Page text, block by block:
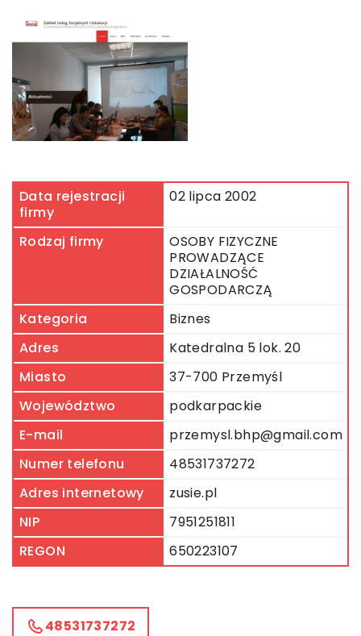
Data rejestracji
firmy
02 lipca 2002
Rodzaj firmy
OSOBY FIZYCZNE
PROWADZĄCE
DZIAŁALNOŚĆ
GOSPODARCZĄ
Kategoria
Biznes
Adres
Katedralna 5 lok. 20
Miasto
37-700 Przemyśl
Województwo
podkarpackie
E-mail
przemysl.bhp@gmail.com
Numer telefonu
48531737272
Adres internetowy
zusie.pl
NIP
7951251811
REGON
650223107
48531737272